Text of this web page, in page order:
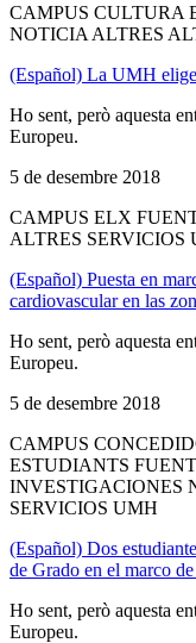
CAMPUS CULTURA
NOTICIA ALTRES
(Español) La UMH elige
Ho sent, però aquesta
Europeu.
5 de desembre 2018
CAMPUS ELX
ALTRES SERVICIOS
(Español) Puesta en
cardiovascular en las
Ho sent, però aquesta
Europeu.
5 de desembre 2018
CAMPUS
ESTUDIANTS
INVESTIGACIONES
SERVICIOS UMH
(Español) Dos
de Grado en el marco
Ho sent, però aquesta
Europeu.